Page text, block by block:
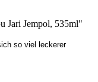
Jari Jempol, 535ml"
so viel leckerer